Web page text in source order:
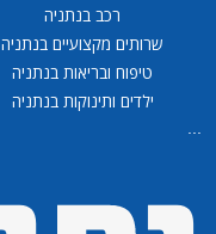
רכב בנתניה
שרותים מקצועיים בנתניה
טיפוח ובריאות בנתניה
ילדים ותינוקות בנתניה
...